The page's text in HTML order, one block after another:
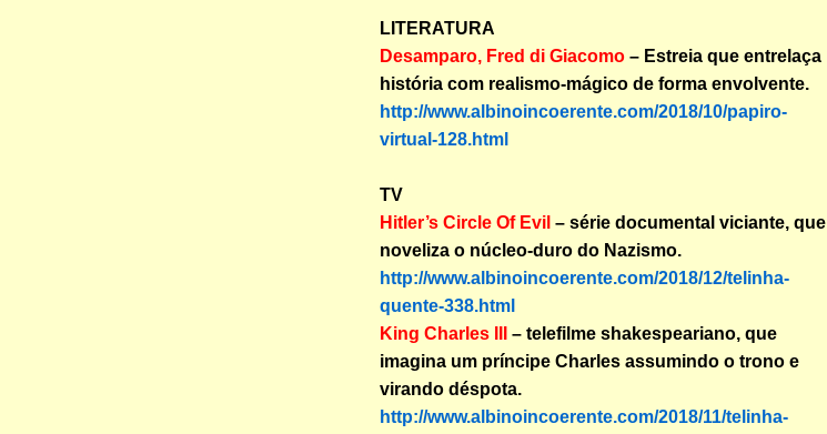
LITERATURA
Desamparo, Fred di Giacomo – Estreia que entrelaça
história com realismo-mágico de forma envolvente.
http://www.albinoincoerente.com/2018/10/papiro-
virtual-128.html
TV
Hitler’s Circle Of Evil – série documental viciante, que
noveliza o núcleo-duro do Nazismo.
http://www.albinoincoerente.com/2018/12/telinha-
quente-338.html
King Charles III
– telefilme shakespeariano, que
imagina um príncipe Charles assumindo o trono e
virando déspota.
http://www.albinoincoerente.com/2018/11/telinha-